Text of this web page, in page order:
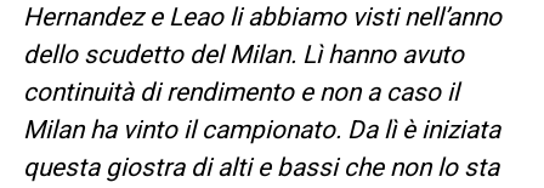
Hernandez e Leao li abbiamo visti nell’anno
dello scudetto del Milan. Lì hanno avuto
continuità di rendimento e non a caso il
Milan ha vinto il campionato. Da lì è iniziata
questa giostra di alti e bassi che non lo sta